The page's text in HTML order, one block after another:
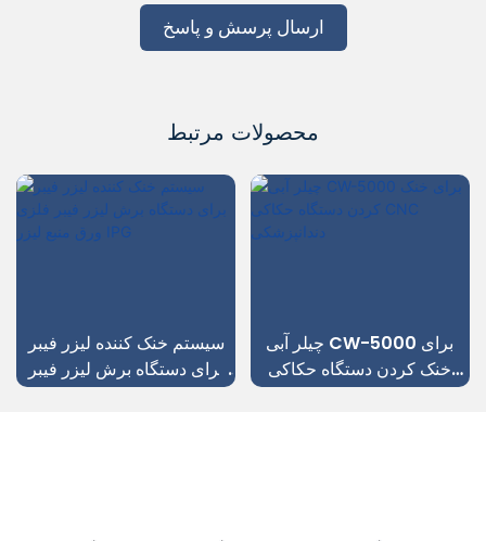
ارسال پرسش و پاسخ
محصولات مرتبط
سیستم خنک کننده لیزر فیبر
برای دستگاه برش لیزر فیبر
فلزی ورق منبع لیزر IPG
چیلر آبی CW-5000 برای
خنک کردن دستگاه حکاکی
CNC دندانپزشکی